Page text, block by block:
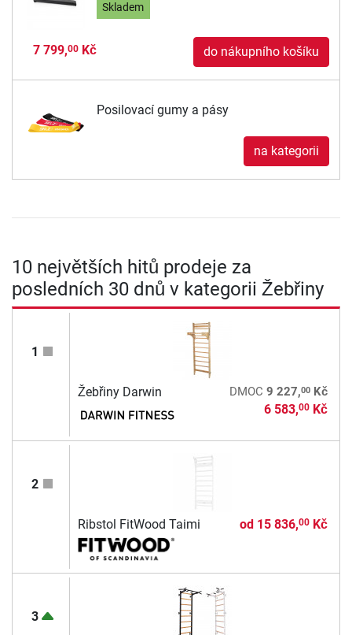
Skladem
7 799,00Kč do nákupního košíku
Posilovací gumy a pásy
na kategorii
10 největších hitů prodeje za
posledních 30 dnů v kategorii Žebřiny
1
Žebřiny Darwin DMOC 9 227,00Kč
6 583,00Kč
2
Ribstol FitWood Taimi od 15 836,00Kč
3